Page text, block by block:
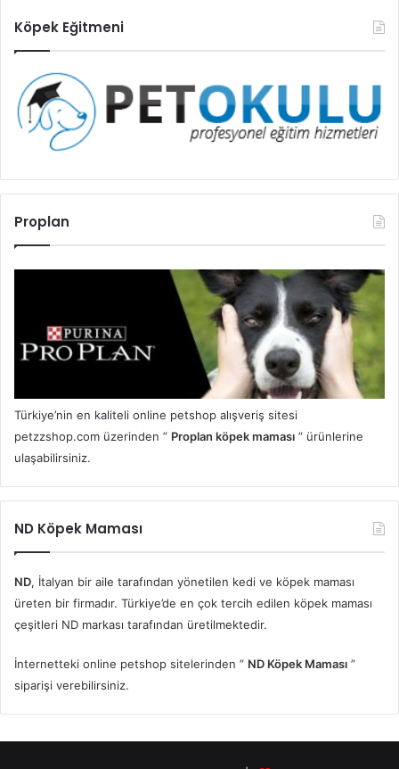
Köpek Eğitmeni
Proplan
Türkiye’nin en kaliteli online petshop alışveriş sitesi
petzzshop.com üzerinden ” Proplan köpek maması ” ürünlerine
ulaşabilirsiniz.
ND Köpek Maması
ND, İtalyan bir aile tarafından yönetilen kedi ve köpek maması
üreten bir firmadır. Türkiye’de en çok tercih edilen köpek maması
çeşitleri ND markası tarafından üretilmektedir.
İnternetteki online petshop sitelerinden ” ND Köpek Maması ”
siparişi verebilirsiniz.